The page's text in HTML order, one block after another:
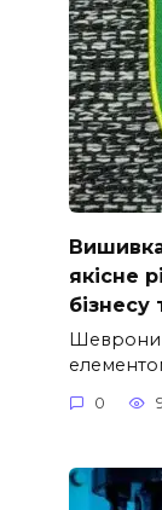
якісне
бізнесу
Шеврони
0